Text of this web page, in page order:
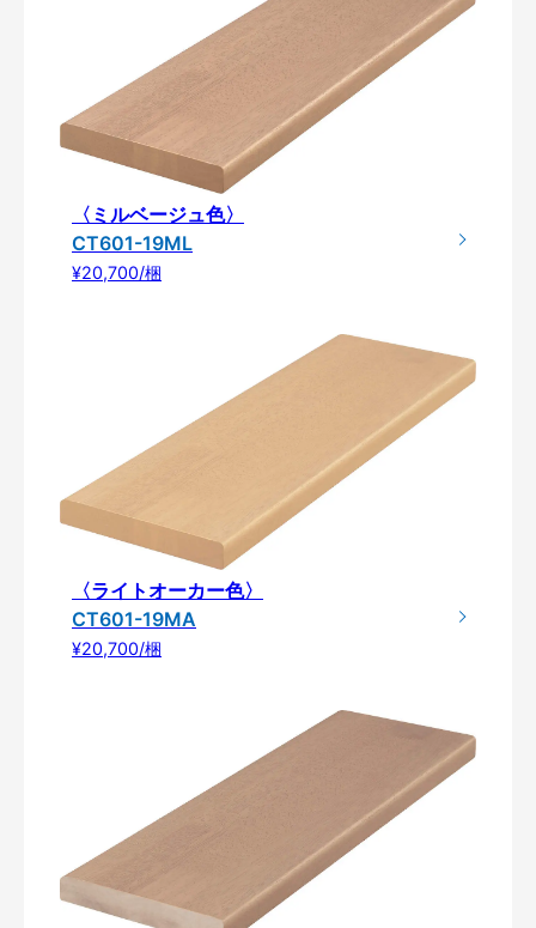
〈ミルベージュ色〉
CT601-19ML
¥20,700/梱
〈ライトオーカー色〉
CT601-19MA
¥20,700/梱